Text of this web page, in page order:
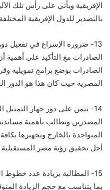
الإفريقية ويأتي على رأس تلك
بالتصدير للدول الإفريقية
13- ضرورة الإسراع في تفعيل
الصادرات مع التأكيد على أهمية
الصادرات بوضع برامج تمويلية
المصرية حيث كان هذا هو الدور
14- نثمن على دور جهاز التمثيل
المصدرين ونطالب بأهمية
المتواجدة بالخارج وتجهيزها
أجل تحقيق رؤية مصر
15- المطالبة بزيادة عدد
بما يتناسب مع حجم الزيادة